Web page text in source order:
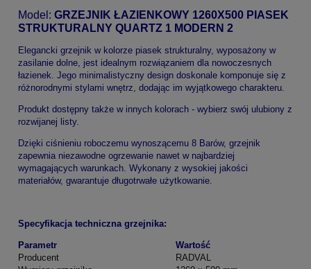
Model: GRZEJNIK ŁAZIENKOWY 1260X500 PIASEK
STRUKTURALNY QUARTZ 1 MODERN 2
Elegancki grzejnik w kolorze piasek strukturalny, wyposażony w
zasilanie dolne, jest idealnym rozwiązaniem dla nowoczesnych
łazienek. Jego minimalistyczny design doskonale komponuje się z
różnorodnymi stylami wnętrz, dodając im wyjątkowego charakteru.
Produkt dostępny także w innych kolorach - wybierz swój ulubiony z
rozwijanej listy.
Dzięki ciśnieniu roboczemu wynoszącemu 8 Barów, grzejnik
zapewnia niezawodne ogrzewanie nawet w najbardziej
wymagających warunkach. Wykonany z wysokiej jakości
materiałów, gwarantuje długotrwałe użytkowanie.
Specyfikacja techniczna grzejnika:
Parametr
Wartość
Producent
RADVAL